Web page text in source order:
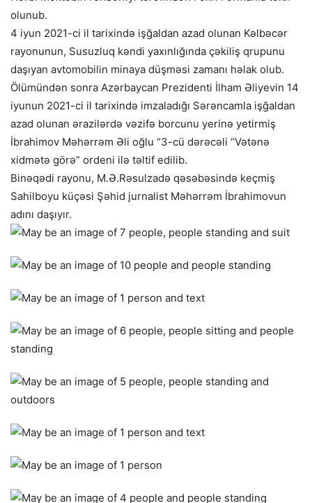
olunub.
4 iyun 2021-ci il tarixində işğaldan azad olunan Kəlbəcər
rayonunun, Susuzluq kəndi yaxınlığında çəkiliş qrupunu
daşıyan avtomobilin minaya düşməsi zamanı həlak olub.
Ölümündən sonra Azərbaycan Prezidenti İlham Əliyevin 14
iyunun 2021-ci il tarixində imzaladığı Sərəncamla işğaldan
azad olunan ərazilərdə vəzifə borcunu yerinə yetirmiş
İbrahimov Məhərrəm Əli oğlu “3-cü dərəcəli “Vətənə
xidmətə görə” ordeni ilə təltif edilib.
Binəqədi rayonu, M.Ə.Rəsulzadə qəsəbəsində keçmiş
Sahilboyu küçəsi Şəhid jurnalist Məhərrəm İbrahimovun
adını daşıyır.